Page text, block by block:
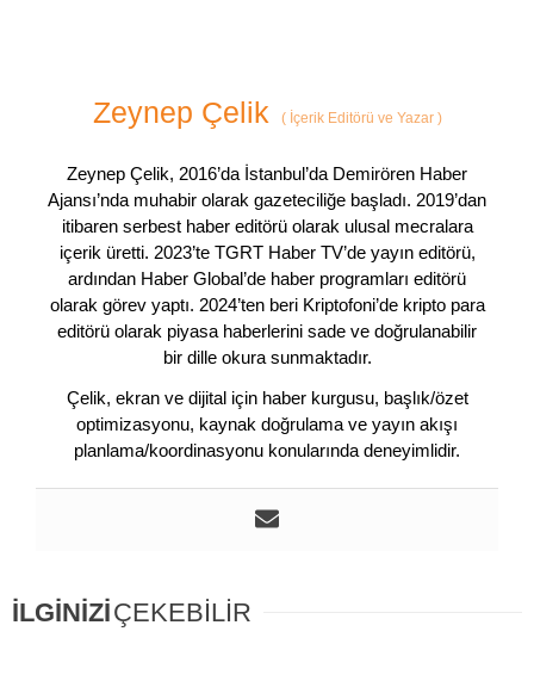
Zeynep Çelik (İçerik Editörü ve Yazar )
Zeynep Çelik, 2016’da İstanbul’da Demirören Haber
Ajansı’nda muhabir olarak gazeteciliğe başladı. 2019’dan
itibaren serbest haber editörü olarak ulusal mecralara
içerik üretti. 2023’te TGRT Haber TV’de yayın editörü,
ardından Haber Global’de haber programları editörü
olarak görev yaptı. 2024’ten beri Kriptofoni’de kripto para
editörü olarak piyasa haberlerini sade ve doğrulanabilir
bir dille okura sunmaktadır.
Çelik, ekran ve dijital için haber kurgusu, başlık/özet
optimizasyonu, kaynak doğrulama ve yayın akışı
planlama/koordinasyonu konularında deneyimlidir.
İLGİNİZİÇEKEBİLİR